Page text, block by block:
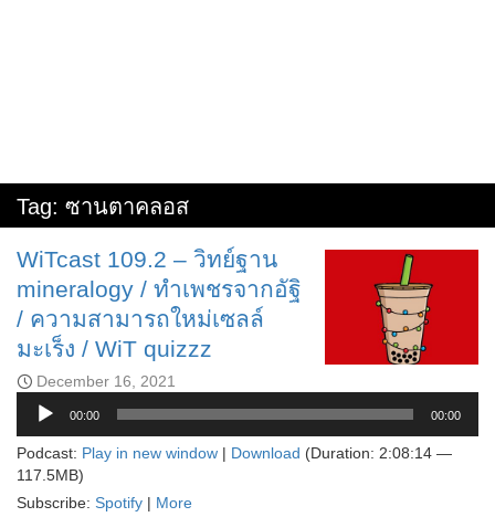
Tag: ซานตาคลอส
WiTcast 109.2 – วิทย์ฐาน
mineralogy / ทำเพชรจากอัฐิ
/ ความสามารถใหม่เซลล์
มะเร็ง / WiT quizzz
December 16, 2021
Audio
Player
00:00 00:00
Podcast: Play in new window | Download (Duration: 2:08:14 —
117.5MB)
Subscribe: Spotify | More